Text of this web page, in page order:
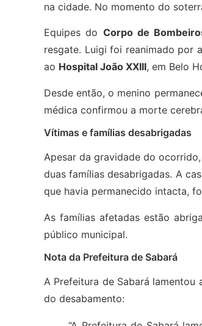
na cidade. No momento do
Equipes do Corpo de
resgate. Luigi foi reanimado por
ao Hospital João XXIII, em Belo
Desde então, o menino
médica confirmou a morte
Vítimas e famílias desabrigadas
Apesar da gravidade do
duas famílias desabrigadas. A
que havia permanecido intacta,
As famílias afetadas estão
público municipal.
Nota da Prefeitura de Sabará
A Prefeitura de Sabará
do desabamento: